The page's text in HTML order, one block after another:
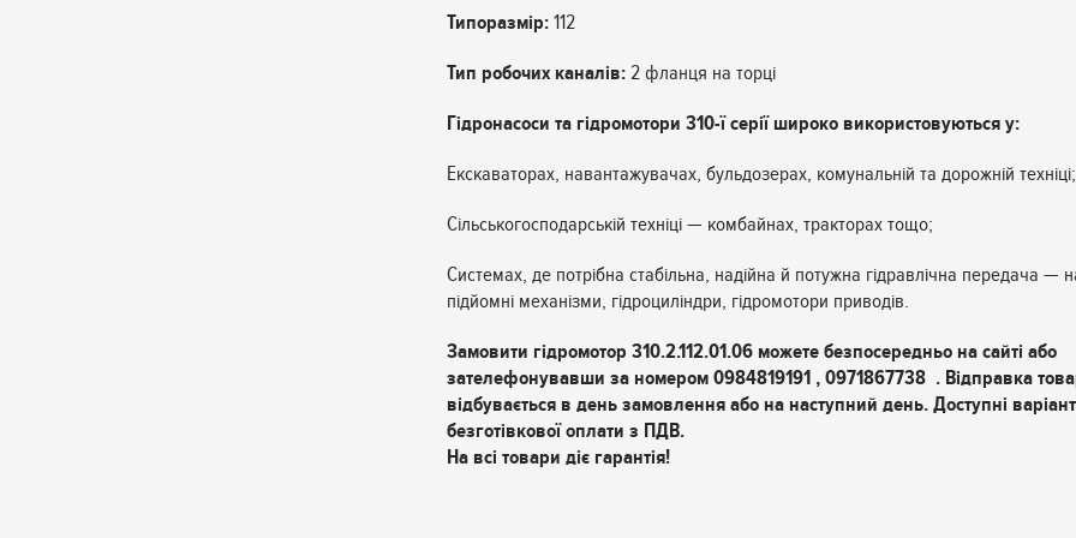
Типоразмір: 112
Тип робочих каналів: 2 фланця на торці
Гідронасоси та гідромотори 310-ї серії широко використовуються у:
Екскаваторах, навантажувачах, бульдозерах, комунальній та дорожній техніці;
Сільськогосподарській техніці — комбайнах, тракторах тощо;
Системах, де потрібна стабільна, надійна й потужна гідравлічна передача —
підйомні механізми, гідроциліндри, гідромотори приводів.
Замовити гідромотор 310.2.112.01.06 можете безпосередньо на сайті або
зателефонувавши за номером 0984819191 , 0971867738 . Відправка
відбувається в день замовлення або на наступний день. Доступні
безготівкової оплати з ПДВ.
На всі товари діє гарантія!